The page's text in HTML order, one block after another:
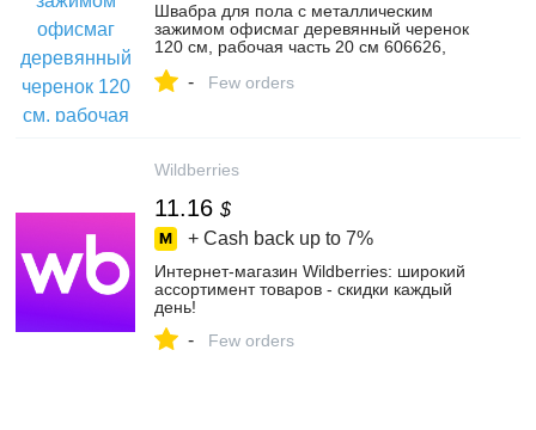
Швабра для пола с металлическим
зажимом офисмаг деревянный черенок
120 см, рабочая часть 20 см 606626,
интернет-магазине ВсеИнструменты.ру
- Few orders
Wildberries
11.16 $
+ Cash back up to 7%
Интернет‑магазин Wildberries: широкий
ассортимент товаров - скидки каждый
день!
- Few orders